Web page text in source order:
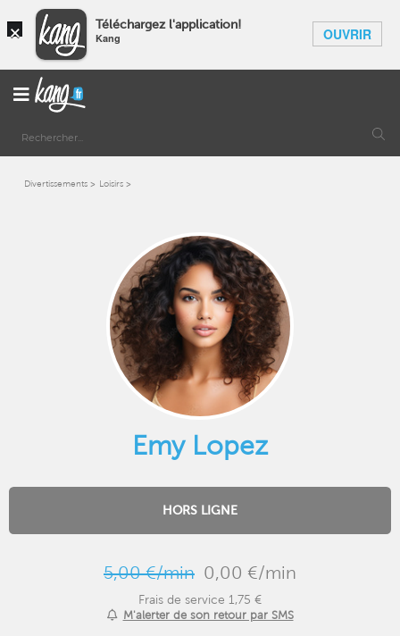
× Téléchargez l'application!
Kang OUVRIR
Divertissements Loisirs
Emy Lopez
HORS LIGNE
5,00 €/min 0,00 €/min
Frais de service 1,75 €
M'alerter de son retour par SMS